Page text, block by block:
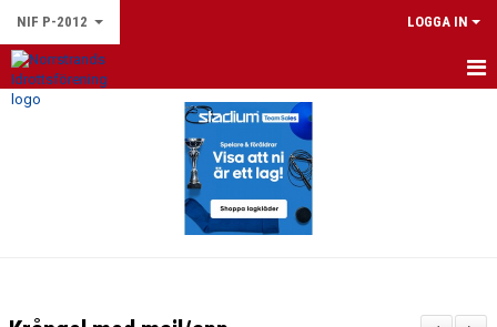
NIF P-2012 LOGGA IN
HEM